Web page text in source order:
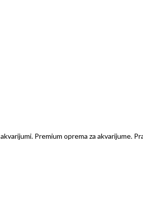
Premium oprema za akvarijume.